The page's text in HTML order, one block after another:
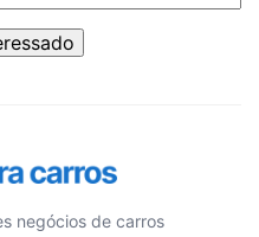
negócios de carros